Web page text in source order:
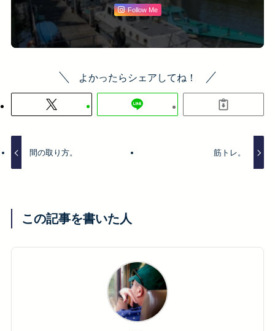
Follow Me
よかったらシェアしてね！
間の取り方。 筋トレ。
この記事を書いた人